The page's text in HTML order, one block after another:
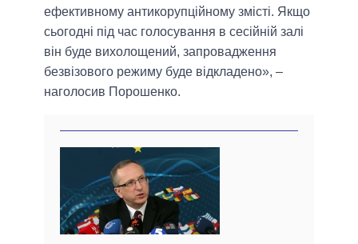
ефективному антикорупційному змісті. Якщо
сьогодні під час голосування в сесійній залі
він буде вихолощений, запровадження
безвізового режиму буде відкладено», –
наголосив Порошенко.